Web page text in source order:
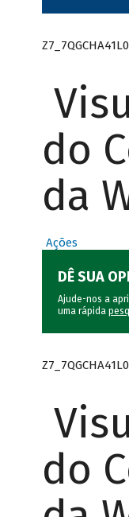
do
da
Ações
DÊ SUA
Ajude-nos a
uma rápida
do